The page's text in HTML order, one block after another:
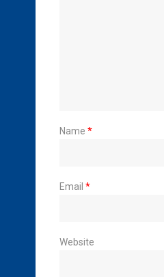
Name *
Email *
Website